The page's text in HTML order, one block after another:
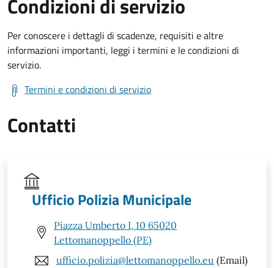
Per conoscere i dettagli di scadenze, requisiti e altre
informazioni importanti, leggi i termini e le condizioni di
servizio.
Termini e condizioni di servizio
Contatti
Ufficio Polizia Municipale
Piazza Umberto I, 10 65020
Lettomanoppello (PE)
ufficio.polizia@lettomanoppello.eu (Email)